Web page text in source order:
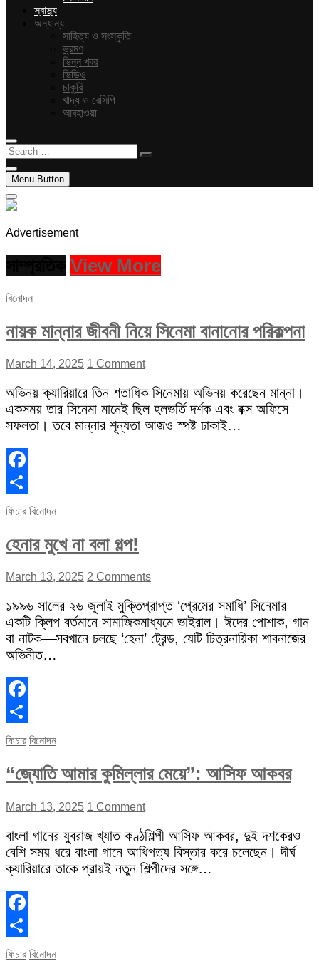
স্বাস্থ্য
অন্যান্য
সাহিত্য ও সংস্কৃতি
ভ্রমণ
ভিন্ন খবর
ভিডিও
চাকুরি
খাদ্য ও রেসিপি
আবহাওয়া
Search
…
Menu Button
Advertisement
View More
বিনোদন
নায়ক মান্নার জীবনী নিয়ে সিনেমা বানানোর পরিকল্পনা
March 14, 2025 1 Comment
অভিনয় ক্যারিয়ারে তিন শতাধিক সিনেমায় অভিনয় করেছেন মান্না।
একসময় তার সিনেমা মানেই ছিল হলভর্তি দর্শক এবং বক্স অফিসে
সফলতা। তবে মান্নার শূন্যতা আজও স্পষ্ট ঢাকাই…
Facebook
Share
ফিচার বিনোদন
হেনার মুখে না বলা গল্প!
March 13, 2025 2 Comments
১৯৯৬ সালের ২৬ জুলাই মুক্তিপ্রাপ্ত ‘প্রেমের সমাধি’ সিনেমার
একটি ক্লিপ বর্তমানে সামাজিকমাধ্যমে ভাইরাল। ঈদের পোশাক, গান
বা নাটক—সবখানে চলছে ‘হেনা’ ট্রেন্ড, যেটি চিত্রনায়িকা শাবনাজের
অভিনীত…
Facebook
Share
ফিচার বিনোদন
“জ্যোতি আমার কুমিল্লার মেয়ে”: আসিফ আকবর
March 13, 2025 1 Comment
বাংলা গানের যুবরাজ খ্যাত কণ্ঠশিল্পী আসিফ আকবর, দুই দশকেরও
বেশি সময় ধরে বাংলা গানে আধিপত্য বিস্তার করে চলেছেন। দীর্ঘ
ক্যারিয়ারে তাকে প্রায়ই নতুন শিল্পীদের সঙ্গে…
Facebook
Share
ফিচার বিনোদন